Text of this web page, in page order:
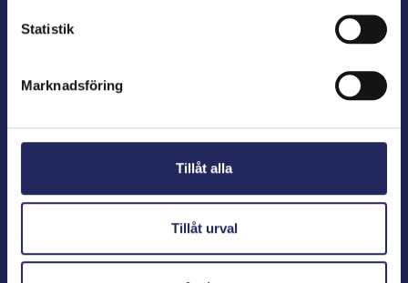
Statistik
Marknadsföring
Tillåt alla
Tillåt urval
kulturens väktare och utgivare av marin litteratur.
Bölegatan 2
00240 Helsingfors
Kontaktinformation
Ge en gåva